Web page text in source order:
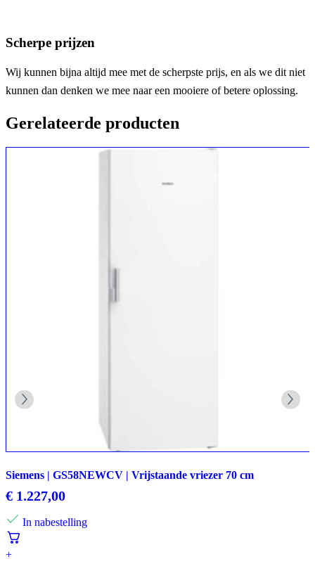
Scherpe prijzen
Wij kunnen bijna altijd mee met de scherpste prijs, en als we dit niet
kunnen dan denken we mee naar een mooiere of betere oplossing.
Gerelateerde producten
Siemens | GS58NEWCV | Vrijstaande vriezer 70 cm
€ 1.227,00
In nabestelling
+